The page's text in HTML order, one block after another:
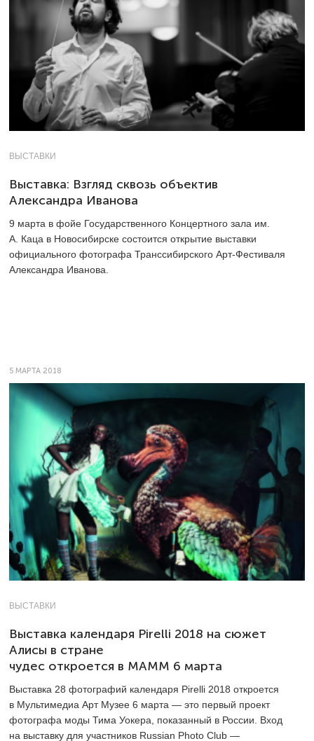
ВЫСТАВКИ
Выставка: Взгляд сквозь объектив
Александра Иванова
9 марта в фойе Государственного Концертного зала им.
А. Каца в Новосибирске состоится открытие выставки
официального фотографа Транссибирского Арт-Фестиваля
Александра Иванова.
5 МАРТА 2018
ВЫСТАВКИ
Выставка календаря Pirelli 2018 на сюжет
Алисы в стране
чудес откроется в MAMM 6 марта
Выставка 28 фотографий календаря Pirelli 2018 откроется
в Мультимедиа Арт Музее 6 марта — это первый проект
фотографа моды Тима Уокера, показанный в России. Вход
на выставку для участников Russian Photo Club —